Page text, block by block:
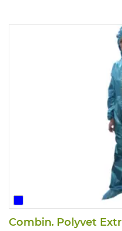
Combin. Polyvet